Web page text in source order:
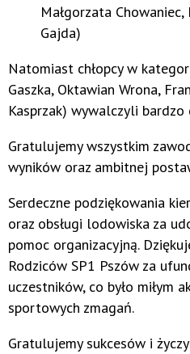
Małgorzata
Gajda)
Natomiast chłopcy w
Gaszka, Oktawian Wrona,
Kasprzak) wywalczyli bardzo
Gratulujemy wszystkim
wyników oraz ambitnej
Serdeczne podziękowania
oraz obsługi lodowiska za
pomoc organizacyjną.
Rodziców SP1 Pszów za
uczestników, co było miłym
sportowych zmagań.
Gratulujemy sukcesów i